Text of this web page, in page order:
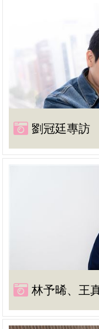
劉冠廷專訪
林予晞、王